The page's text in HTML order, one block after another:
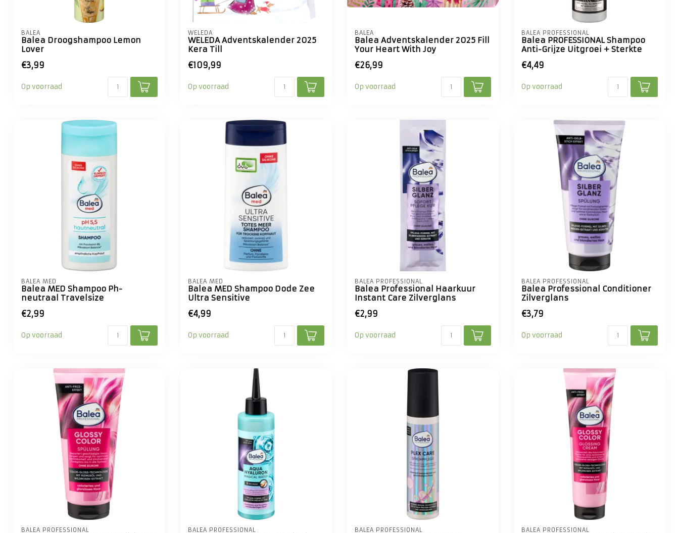
BALEA
Balea Droogshampoo Lemon
Lover
€3,99
Op voorraad
WELEDA
WELEDA Adventskalender 2025
Kera Till
€109,99
Op voorraad
BALEA
Balea Adventskalender 2025 Fill
Your Heart With Joy
€26,99
Op voorraad
BALEA PROFESSIONAL
Balea PROFESSIONAL Shampoo
Anti-Grijze Uitgroei + Sterkte
€4,49
Op voorraad
BALEA MED
Balea MED Shampoo Ph-
neutraal Travelsize
€2,99
Op voorraad
BALEA MED
Balea MED Shampoo Dode Zee
Ultra Sensitive
€4,99
Op voorraad
BALEA PROFESSIONAL
Balea Professional Haarkuur
Instant Care Zilverglans
€2,99
Op voorraad
BALEA PROFESSIONAL
Balea Professional Conditioner
Zilverglans
€3,79
Op voorraad
BALEA PROFESSIONAL BALEA PROFESSIONAL BALEA PROFESSIONAL BALEA PROFESSIONAL